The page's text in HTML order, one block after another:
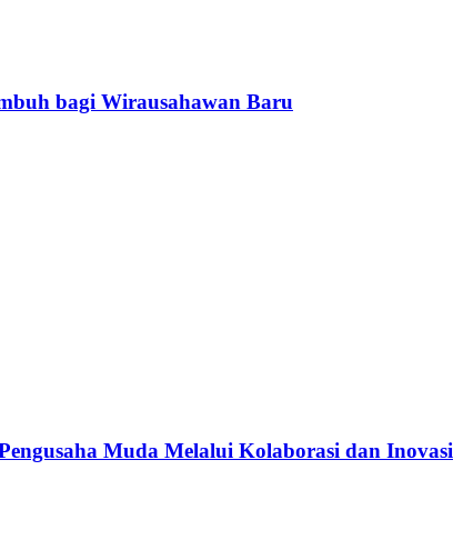
bagi Wirausahawan Baru
Muda Melalui Kolaborasi dan Inovasi